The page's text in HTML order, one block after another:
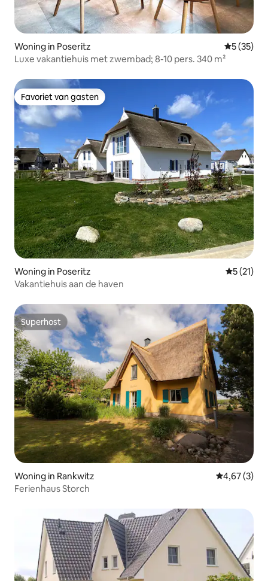
Woning in Poseritz
5 (35)
Luxe vakantiehuis met zwembad; 8-10 pers. 340 m²
Favoriet van gasten
Favoriet van gasten
Woning in Poseritz
5 (21)
Vakantiehuis aan de haven
Superhost
Superhost
Woning in Rankwitz
4,67 (3)
Ferienhaus Storch